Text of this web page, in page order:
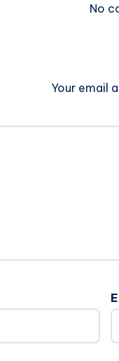
No
Your email